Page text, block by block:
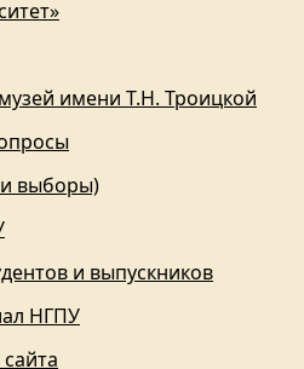
имени Т.Н. Троицкой
и выборы)
и выпускников
НГПУ